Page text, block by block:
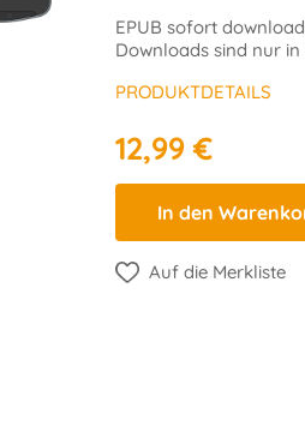
EPUB sofort
Downloads sind nur
PRODUKTDETAILS
12,99 €
In den
Auf die Merkliste